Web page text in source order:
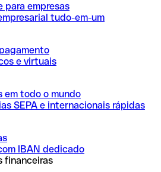
para empresas
tudo-em-um
e virtuais
em todo o mundo
SEPA e internacionais rápidas
IBAN dedicado
financeiras